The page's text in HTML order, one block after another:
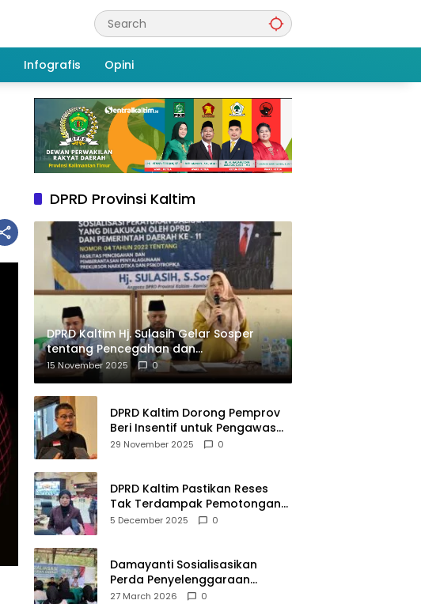
Infografis Opini
DPRD Provinsi Kaltim
DPRD Kaltim Hj. Sulasih Gelar Sosper
tentang Pencegahan dan
Pemberantasan NAPZA
15 November 2025 0
DPRD Kaltim Dorong Pemprov
Beri Insentif untuk Pengawas
Madrasah dan Pendidikan
29 November 2025 0
DPRD Kaltim Pastikan Reses
Tak Terdampak Pemotongan
Transfer Dana Pusat
5 December 2025 0
Damayanti Sosialisasikan
Perda Penyelenggaraan
Pendidikan Pancasila dan
27 March 2026 0